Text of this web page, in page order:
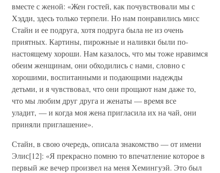
вместе с женой: «Жен гостей, как почувствовали мы с
Хэдди, здесь только терпели. Но нам понравились мисс
Стайн и ее подруга, хотя подруга была не из очень
приятных. Картины, пирожные и наливки были по-
настоящему хороши. Нам казалось, что мы тоже нравимся
обеим женщинам, они обходились с нами, словно с
хорошими, воспитанными и подающими надежды
детьми, и я чувствовал, что они прощают нам даже то,
что мы любим друг друга и женаты — время все
уладит, — и когда моя жена пригласила их на чай, они
приняли приглашение».
Стайн, в свою очередь, описала знакомство — от имени
Элис[12]: «Я прекрасно помню то впечатление которое в
первый же вечер произвел на меня Хемингуэй. Это был